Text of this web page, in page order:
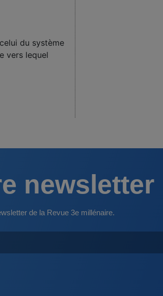
du système
vers lequel
newsletter
de la Revue 3e millénaire.